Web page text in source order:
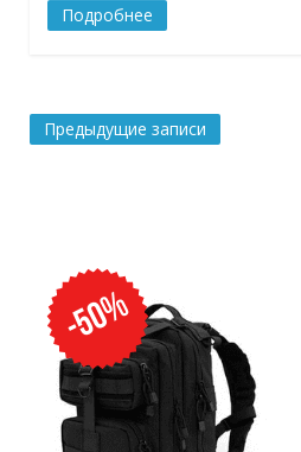
Подробнее
Навигация
Предыдущие записи